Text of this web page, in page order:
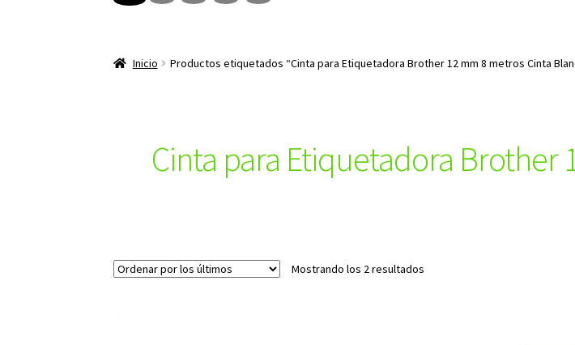
Inicio Productos etiquetados “Cinta para Etiquetadora Brother 12 mm 8 metros Cinta
Cinta para Etiquetadora Brother
Mostrando los 2 resultados